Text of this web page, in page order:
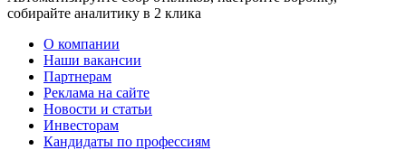
собирайте аналитику в 2 клика
О компании
Наши вакансии
Партнерам
Реклама на сайте
Новости и статьи
Инвесторам
Кандидаты по профессиям